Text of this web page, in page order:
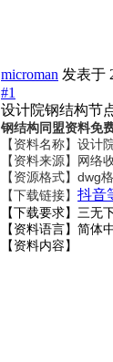
microman 发表于
#1
设计院钢结构节
钢结构同盟资料免
【资料名称】 设计
【资料来源】网络
【资源格式】dwg
【下载链接】 抖音
【下载要求】三无
【资料语言】简体
【资料内容】